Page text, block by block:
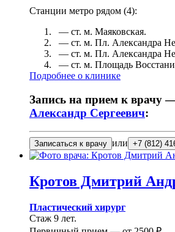
Станции метро рядом (4):
— ст. м. Маяковская.
— ст. м. Пл. Александра
— ст. м. Пл. Александра
— ст. м. Площадь
Подробнее о клинике
Запись на прием к врачу
Александр Сергеевич:
Записаться к врачу или +7 (812)
Кротов Дмитрий
Пластический хирург
Стаж 9 лет.